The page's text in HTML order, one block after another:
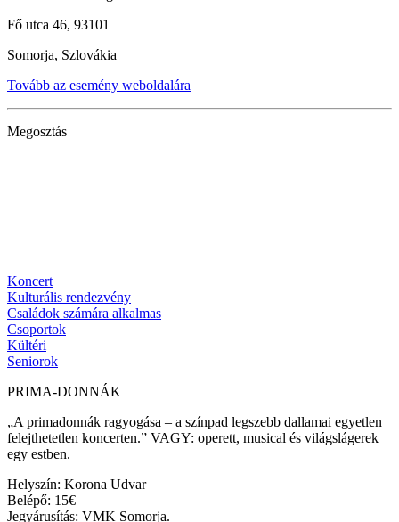
Fő utca 46, 93101
Somorja, Szlovákia
Tovább az esemény weboldalára
Megosztás
Koncert
Kulturális rendezvény
Családok számára alkalmas
Csoportok
Kültéri
Seniorok
PRIMA-DONNÁK
„A primadonnák ragyogása – a színpad legszebb dallamai egyetlen
felejthetetlen koncerten.” VAGY: operett, musical és világslágerek
egy estben.
Helyszín: Korona Udvar
Belépő: 15€
Jegyárusítás: VMK Somorja.